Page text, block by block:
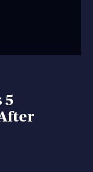
5